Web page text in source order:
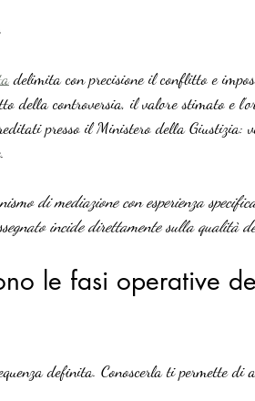
delimita con precisione il conflitto e
della controversia, il valore stimato e
presso il Ministero della Giustizia:
di mediazione con esperienza
incide direttamente sulla qualità
le fasi operative
definita. Conoscerla ti permette